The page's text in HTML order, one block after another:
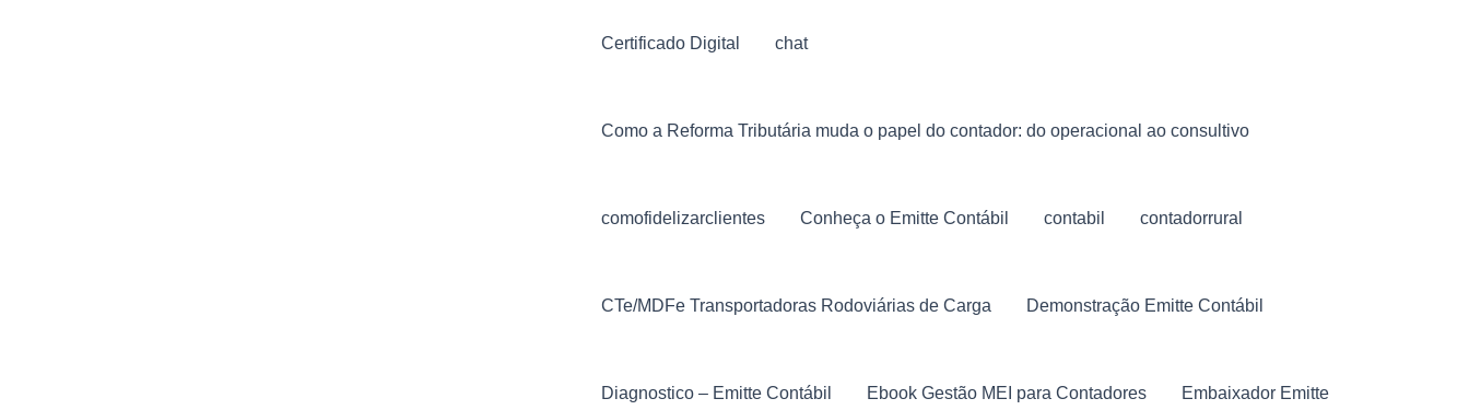
Certificado Digital chat
Como a Reforma Tributária muda o papel do contador: do operacional ao consultivo
comofidelizarclientes Conheça o Emitte Contábil contabil contadorrural
CTe/MDFe Transportadoras Rodoviárias de Carga Demonstração Emitte Contábil
Diagnostico – Emitte Contábil Ebook Gestão MEI para Contadores Embaixador Emitte